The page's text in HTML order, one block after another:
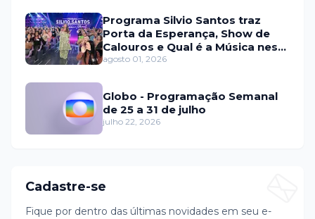
Programa Silvio Santos traz
Porta da Esperança, Show de
Calouros e Qual é a Música neste
domingo (2)
agosto 01, 2026
Globo - Programação Semanal
de 25 a 31 de julho
julho 22, 2026
Cadastre-se
Fique por dentro das últimas novidades em seu e-